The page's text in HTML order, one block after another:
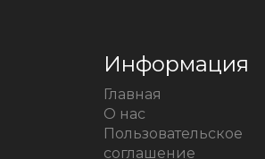
Информация
Главная
О нас
Пользовательское
соглашение